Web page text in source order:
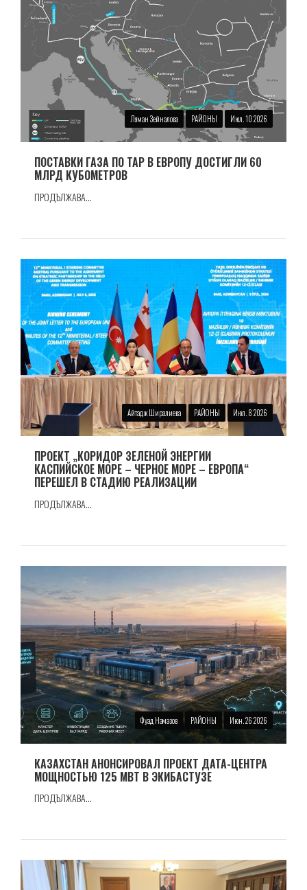
Ляман Зейналова РАЙОНЫ Июл. 10 2026
ПОСТАВКИ ГАЗА ПО TAP В ЕВРОПУ ДОСТИГЛИ 60
МЛРД КУБОМЕТРОВ
ПРОДЪЛЖАВА...
Айтадж Ширалиева РАЙОНЫ Июл. 8 2026
ПРОЕКТ „КОРИДОР ЗЕЛЕНОЙ ЭНЕРГИИ
КАСПИЙСКОЕ МОРЕ – ЧЕРНОЕ МОРЕ – ЕВРОПА“
ПЕРЕШЕЛ В СТАДИЮ РЕАЛИЗАЦИИ
ПРОДЪЛЖАВА...
Фуад Намазов РАЙОНЫ Июн. 26 2026
КАЗАХСТАН АНОНСИРОВАЛ ПРОЕКТ ДАТА-ЦЕНТРА
МОЩНОСТЬЮ 125 МВТ В ЭКИБАСТУЗЕ
ПРОДЪЛЖАВА...